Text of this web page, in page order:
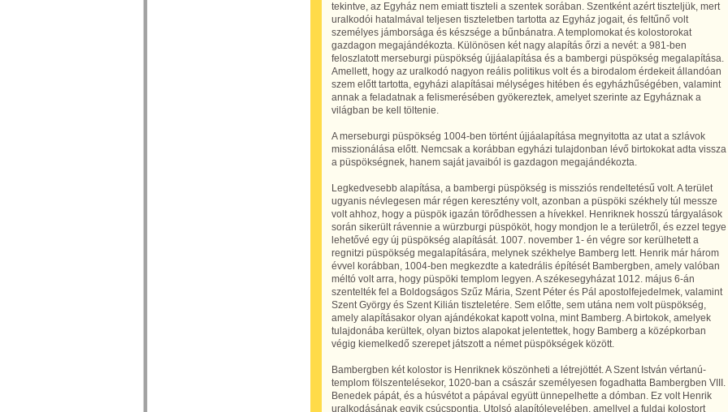
tekintve, az Egyház nem emiatt tiszteli a szentek sorában. Szentként azért tiszteljük, mert
uralkodói hatalmával teljesen tiszteletben tartotta az Egyház jogait, és feltűnő volt
személyes jámborsága és készsége a bűnbánatra. A templomokat és kolostorokat
gazdagon megajándékozta. Különösen két nagy alapítás őrzi a nevét: a 981-ben
feloszlatott merseburgi püspökség újjáalapítása és a bambergi püspökség megalapítása.
Amellett, hogy az uralkodó nagyon reális politikus volt és a birodalom érdekeit állandóan
szem előtt tartotta, egyházi alapításai mélységes hitében és egyházhűségében, valamint
annak a feladatnak a felismerésében gyökereztek, amelyet szerinte az Egyháznak a
világban be kell töltenie.
A merseburgi püspökség 1004-ben történt újjáalapítása megnyitotta az utat a szlávok
misszionálása előtt. Nemcsak a korábban egyházi tulajdonban lévő birtokokat adta vissza
a püspökségnek, hanem saját javaiból is gazdagon megajándékozta.
Legkedvesebb alapítása, a bambergi püspökség is missziós rendeltetésű volt. A terület
ugyanis névlegesen már régen keresztény volt, azonban a püspöki székhely túl messze
volt ahhoz, hogy a püspök igazán törődhessen a hívekkel. Henriknek hosszú tárgyalások
során sikerült rávennie a würzburgi püspököt, hogy mondjon le a területről, és ezzel tegye
lehetővé egy új püspökség alapítását. 1007. november 1- én végre sor kerülhetett a
regnitzi püspökség megalapítására, melynek székhelye Bamberg lett. Henrik már három
évvel korábban, 1004-ben megkezdte a katedrális építését Bambergben, amely valóban
méltó volt arra, hogy püspöki templom legyen. A székesegyházat 1012. május 6-án
szentelték fel a Boldogságos Szűz Mária, Szent Péter és Pál apostolfejedelmek, valamint
Szent György és Szent Kilián tiszteletére. Sem előtte, sem utána nem volt püspökség,
amely alapításakor olyan ajándékokat kapott volna, mint Bamberg. A birtokok, amelyek
tulajdonába kerültek, olyan biztos alapokat jelentettek, hogy Bamberg a középkorban
végig kiemelkedő szerepet játszott a német püspökségek között.
Bambergben két kolostor is Henriknek köszönheti a létrejöttét. A Szent István vértanú-
templom fölszentelésekor, 1020-ban a császár személyesen fogadhatta Bambergben VIII.
Benedek pápát, és a húsvétot a pápával együtt ünnepelhette a dómban. Ez volt Henrik
uralkodásának egyik csúcspontja. Utolsó alapítólevelében, amellyel a fuldai kolostort